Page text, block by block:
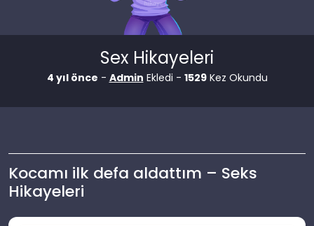
Sex Hikayeleri
4 yıl önce - Admin Ekledi - 1529Kez Okundu
Kocamı ilk defa aldattım – Seks
Hikayeleri